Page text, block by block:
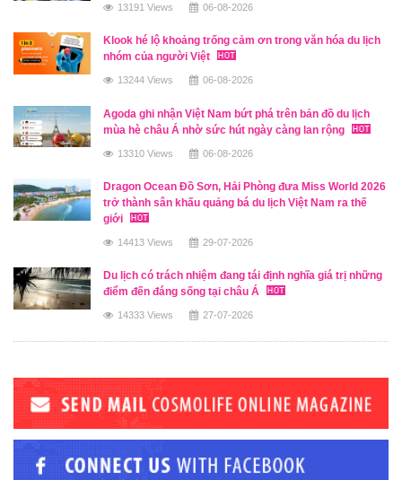
13191 Views 06-08-2026
Klook hé lộ khoảng trống cảm ơn trong văn hóa du lịch
nhóm của người Việt
13244 Views 06-08-2026
Agoda ghi nhận Việt Nam bứt phá trên bản đồ du lịch
mùa hè châu Á nhờ sức hút ngày càng lan rộng
13310 Views 06-08-2026
Dragon Ocean Đồ Sơn, Hải Phòng đưa Miss World 2026
trở thành sân khấu quảng bá du lịch Việt Nam ra thế
giới
14413 Views 29-07-2026
Du lịch có trách nhiệm đang tái định nghĩa giá trị những
điểm đến đáng sống tại châu Á
14333 Views 27-07-2026